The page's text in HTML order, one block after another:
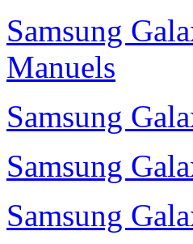
Samsung
Manuels
Samsung
Samsung
Samsung